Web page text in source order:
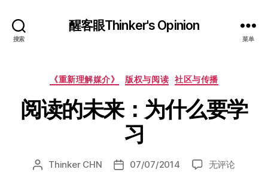
搜索
醒客眼Thinker's Opinion
菜单
分
《重新理解媒介》 版权与阅读 社区与传播
阅读的未来：为什么要学
习
文 Thinker CHN
发 07/07/2014
阅
无评论